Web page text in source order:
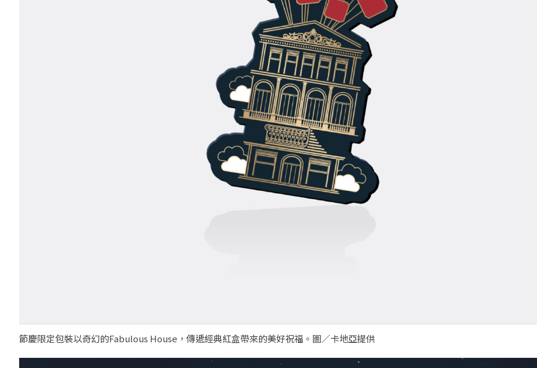
節慶限定包裝以奇幻的Fabulous House，傳遞經典紅盒帶來的美好祝福。圖／卡地亞提供